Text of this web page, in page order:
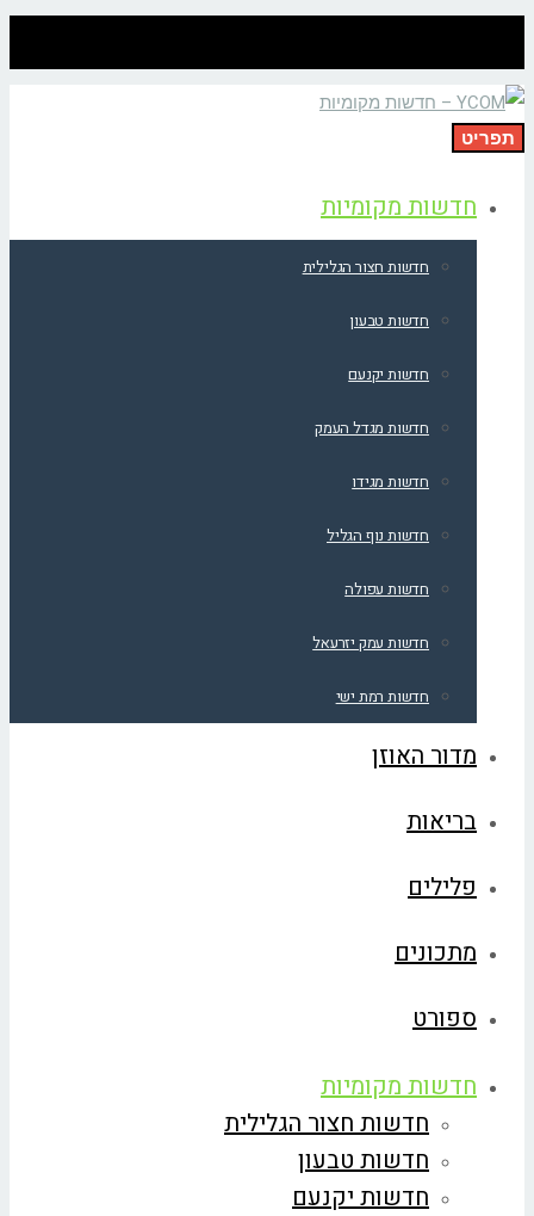
תפריט
חדשות מקומיות
חדשות חצור הגלילית
חדשות טבעון
חדשות יקנעם
חדשות מגדל העמק
חדשות מגידו
חדשות נוף הגליל
חדשות עפולה
חדשות עמק יזרעאל
חדשות רמת ישי
מדור האוזן
בריאות
פלילים
מתכונים
ספורט
חדשות מקומיות
חדשות חצור הגלילית
חדשות טבעון
חדשות יקנעם